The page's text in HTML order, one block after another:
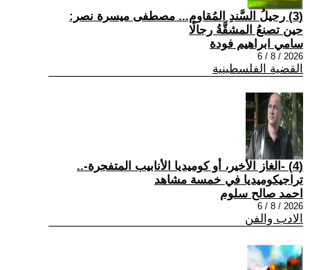
(3) رحيلُ السَّندِ المُقاوم... مصطفى ميسرة نصر:
حين تصنعُ المشقَّةُ رجالًا
سامي ابراهيم فودة
2026 / 8 / 6
القضية الفلسطينية
(4) -الغاز الأخير، أو كوميديا الأنابيب المتفجرة-..
تراجيكوميديا في خمسة مشاهد
احمد صالح سلوم
2026 / 8 / 6
الادب والفن